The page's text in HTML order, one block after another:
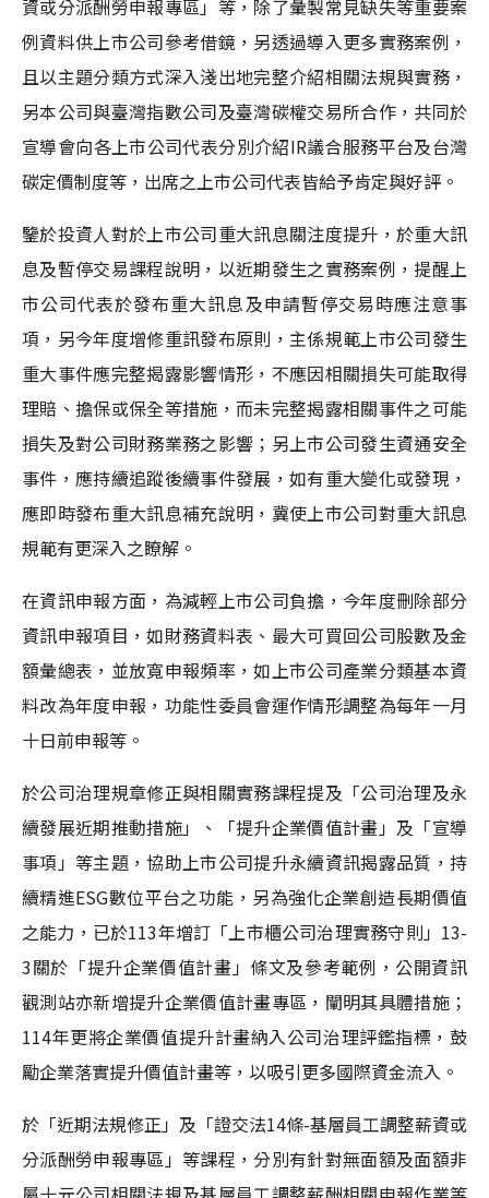
資或分派酬勞申報專區」等，除了彙製常見缺失等重要案
例資料供上市公司參考借鏡，另透過導入更多實務案例，
且以主題分類方式深入淺出地完整介紹相關法規與實務，
另本公司與臺灣指數公司及臺灣碳權交易所合作，共同於
宣導會向各上市公司代表分別介紹IR議合服務平台及台灣
碳定價制度等，出席之上市公司代表皆給予肯定與好評。
鑒於投資人對於上市公司重大訊息關注度提升，於重大訊
息及暫停交易課程說明，以近期發生之實務案例，提醒上
市公司代表於發布重大訊息及申請暫停交易時應注意事
項，另今年度增修重訊發布原則，主係規範上市公司發生
重大事件應完整揭露影響情形，不應因相關損失可能取得
理賠、擔保或保全等措施，而未完整揭露相關事件之可能
損失及對公司財務業務之影響；另上市公司發生資通安全
事件，應持續追蹤後續事件發展，如有重大變化或發現，
應即時發布重大訊息補充說明，冀使上市公司對重大訊息
規範有更深入之瞭解。
在資訊申報方面，為減輕上市公司負擔，今年度刪除部分
資訊申報項目，如財務資料表、最大可買回公司股數及金
額彙總表，並放寬申報頻率，如上市公司產業分類基本資
料改為年度申報，功能性委員會運作情形調整為每年一月
十日前申報等。
於公司治理規章修正與相關實務課程提及「公司治理及永
續發展近期推動措施」、「提升企業價值計畫」及「宣導
事項」等主題，協助上市公司提升永續資訊揭露品質，持
續精進ESG數位平台之功能，另為強化企業創造長期價值
之能力，已於113年增訂「上市櫃公司治理實務守則」13-
3關於「提升企業價值計畫」條文及參考範例，公開資訊
觀測站亦新增提升企業價值計畫專區，闡明其具體措施；
114年更將企業價值提升計畫納入公司治理評鑑指標，鼓
勵企業落實提升價值計畫等，以吸引更多國際資金流入。
於「近期法規修正」及「證交法14條-基層員工調整薪資或
分派酬勞申報專區」等課程，分別有針對無面額及面額非